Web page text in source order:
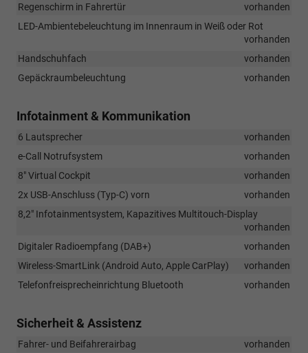
Regenschirm in Fahrertür
vorhanden
LED-Ambientebeleuchtung im Innenraum in Weiß oder Rot
vorhanden
Handschuhfach
vorhanden
Gepäckraumbeleuchtung
vorhanden
Infotainment & Kommunikation
6 Lautsprecher
vorhanden
e-Call Notrufsystem
vorhanden
8" Virtual Cockpit
vorhanden
2x USB-Anschluss (Typ-C) vorn
vorhanden
8,2" Infotainmentsystem, Kapazitives Multitouch-Display
vorhanden
Digitaler Radioempfang (DAB+)
vorhanden
Wireless-SmartLink (Android Auto, Apple CarPlay)
vorhanden
Telefonfreisprecheinrichtung Bluetooth
vorhanden
Sicherheit & Assistenz
Fahrer- und Beifahrerairbag
vorhanden